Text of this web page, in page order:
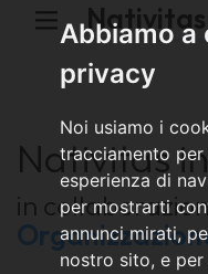
Abbiamo a
privacy
Noi usiamo i
tracciamento
esperienza di
per mostrarti
annunci mirati,
nostro sito, e
Nativitas
in